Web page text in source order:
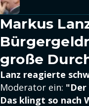
Markus
große
Lanz reagierte
Moderator ein: "Der
Das klingt so nach